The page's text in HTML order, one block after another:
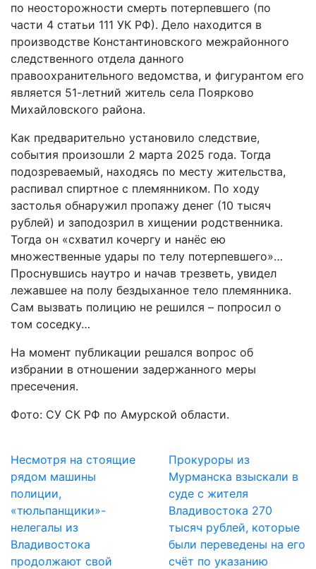
по неосторожности смерть потерпевшего (по
части 4 статьи 111 УК РФ). Дело находится в
производстве Константиновского межрайонного
следственного отдела данного
правоохранительного ведомства, и фигурантом его
является 51-летний житель села Поярково
Михайловского района.
Как предварительно установило следствие,
события произошли 2 марта 2025 года. Тогда
подозреваемый, находясь по месту жительства,
распивал спиртное с племянником. По ходу
застолья обнаружил пропажу денег (10 тысяч
рублей) и заподозрил в хищении родственника.
Тогда он «схватил кочергу и нанёс ею
множественные удары по телу потерпевшего»…
Проснувшись наутро и начав трезветь, увидел
лежавшее на полу бездыханное тело племянника.
Сам вызвать полицию не решился – попросил о
том соседку…
На момент публикации решался вопрос об
избрании в отношении задержанного меры
пресечения.
Фото: СУ СК РФ по Амурской области.
Несмотря на стоящие
рядом машины
полиции,
«тюльпанщики»-
нелегалы из
Владивостока
продолжают свой
Прокуроры из
Мурманска взыскали в
суде с жителя
Владивостока 270
тысяч рублей, которые
были переведены на его
счёт по указанию